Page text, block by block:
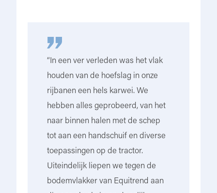
“In een ver verleden was het vlak
houden van de hoefslag in onze
rijbanen een hels karwei. We
hebben alles geprobeerd, van het
naar binnen halen met de schep
tot aan een handschuif en diverse
toepassingen op de tractor.
Uiteindelijk liepen we tegen de
bodemvlakker van Equitrend aan